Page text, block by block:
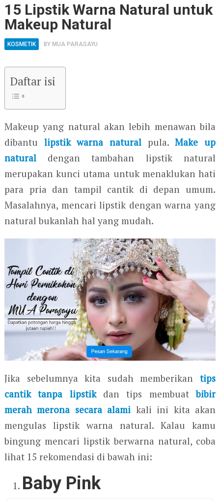
15 Lipstik Warna Natural untuk
Makeup Natural
KOSMETIK BY MUA PARASAYU
Daftar isi
Makeup yang natural akan lebih menawan bila
dibantu lipstik warna natural pula.Make up
naturaldengan tambahan lipstik natural
merupakan kunci utama untuk menaklukan hati
para pria dan tampil cantik di depan umum.
Masalahnya, mencari lipstik dengan warna yang
natural bukanlah hal yang mudah.
Jika sebelumnya kita sudah memberikantips
cantik tanpa lipstikdan tips membuatbibir
merah merona secara alami kali ini kita akan
mengulas lipstik warna natural. Kalau kamu
bingung mencari lipstik berwarna natural, coba
lihat 15 rekomendasi di bawah ini:
Baby Pink